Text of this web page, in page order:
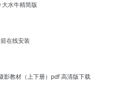
水牛精简版
在线安装
影教材（上下册）pdf 高清版下载